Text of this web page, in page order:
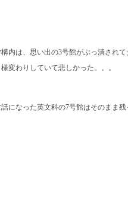
構内は、思い出の3号館がぶっ潰され
様変わりしていて悲しかった。。。
話になった英文科の7号館はそのまま残